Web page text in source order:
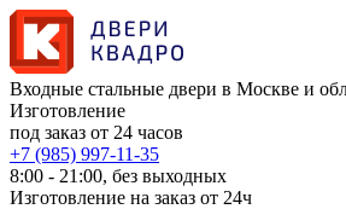
Входные стальные двери в Москве и
Изготовление
под заказ от 24 часов
+7 (985) 997-11-35
8:00 - 21:00, без выходных
Изготовление на заказ от 24ч